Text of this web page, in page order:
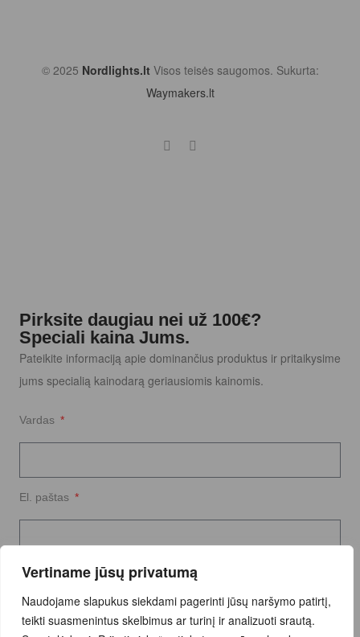
Vertiname jūsų privatumą
Naudojame slapukus siekdami pagerinti jūsų naršymo patirtį,
teikti suasmenintus skelbimus ar turinį ir analizuoti srautą.
© 2025 Nordlights.lt Visos teisės saugomos. Sukurta:
Waymakers.lt
Pirksite daugiau nei už 100€?
Speciali kaina Jums.
Pateikite informaciją apie dominančius produktus ir pritaikysime
jums specialią kainodarą geriausiomis kainomis.
Vardas
El. paštas
Užklausos tekstas